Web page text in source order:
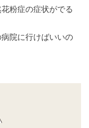
粉症の症状がでる
院に行けばいいの